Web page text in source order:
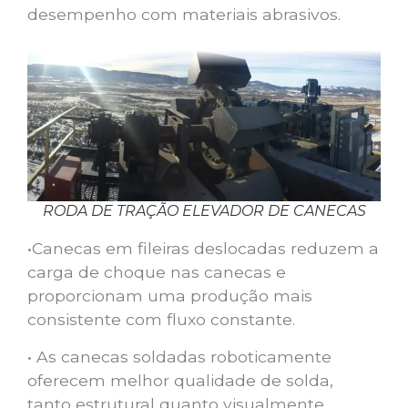
desempenho com materiais abrasivos.
RODA DE TRAÇÃO ELEVADOR DE CANECAS
•Canecas em fileiras deslocadas reduzem a
carga de choque nas canecas e
proporcionam uma produção mais
consistente com fluxo constante.
• As canecas soldadas roboticamente
oferecem melhor qualidade de solda,
tanto estrutural quanto visualmente.